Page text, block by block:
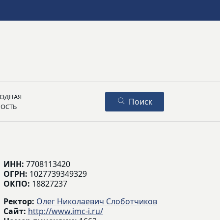
Поиск
ИНН: 7708113420
ОГРН: 1027739349329
ОКПО: 18827237
Ректор: Олег Николаевич Слоботчиков
Сайт: http://www.imc-i.ru/